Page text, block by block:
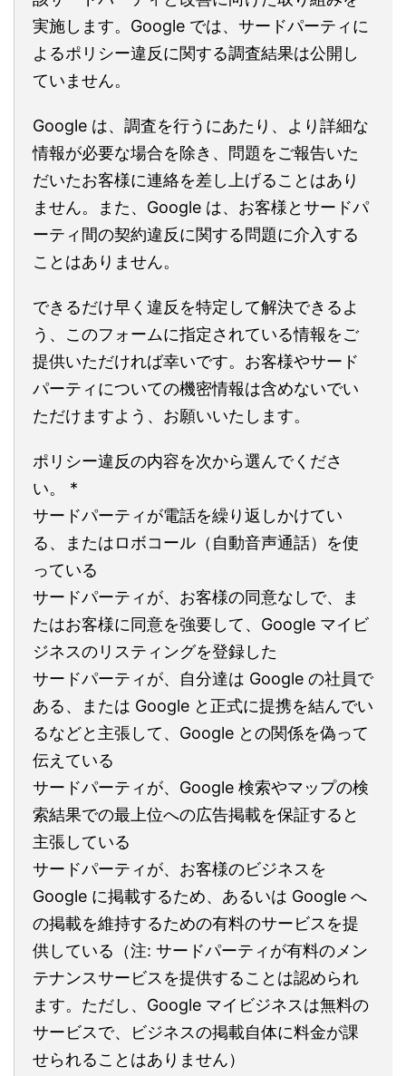
実施します。Google では、サードパーティに
よるポリシー違反に関する調査結果は公開し
ていません。
Google は、調査を行うにあたり、より詳細な
情報が必要な場合を除き、問題をご報告いた
だいたお客様に連絡を差し上げることはあり
ません。また、Google は、お客様とサードパ
ーティ間の契約違反に関する問題に介入する
ことはありません。
できるだけ早く違反を特定して解決できるよ
う、このフォームに指定されている情報をご
提供いただければ幸いです。お客様やサード
パーティについての機密情報は含めないでい
ただけますよう、お願いいたします。
ポリシー違反の内容を次から選んでくださ
い。 *
サードパーティが電話を繰り返しかけてい
る、またはロボコール（自動音声通話）を使
っている
サードパーティが、お客様の同意なしで、ま
たはお客様に同意を強要して、Google マイビ
ジネスのリスティングを登録した
サードパーティが、自分達は Google の社員で
ある、または Google と正式に提携を結んでい
るなどと主張して、Google との関係を偽って
伝えている
サードパーティが、Google 検索やマップの検
索結果での最上位への広告掲載を保証すると
主張している
サードパーティが、お客様のビジネスを
Google に掲載するため、あるいは Google へ
の掲載を維持するための有料のサービスを提
供している（注: サードパーティが有料のメン
テナンスサービスを提供することは認められ
ます。ただし、Google マイビジネスは無料の
サービスで、ビジネスの掲載自体に料金が課
せられることはありません）